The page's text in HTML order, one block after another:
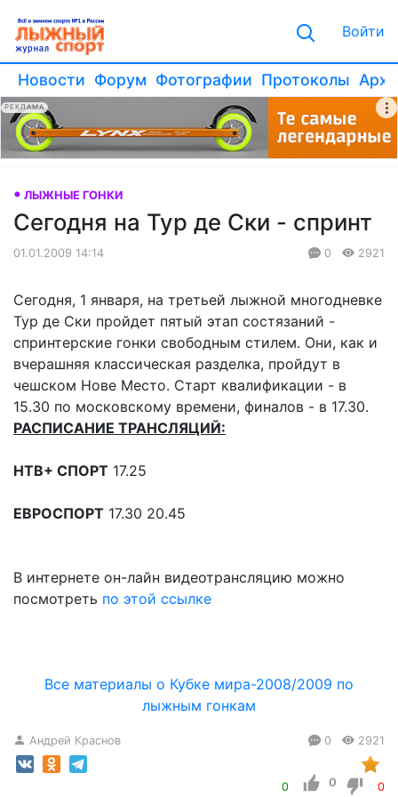
Войти
Новости Форум Фотографии Протоколы
РЕКЛАМА
ЛЫЖНЫЕ ГОНКИ
Сегодня на Тур де Ски - спринт
01.01.2009 14:14 0 2921
Сегодня, 1 января, на третьей лыжной многодневке
Тур де Ски пройдет пятый этап состязаний -
спринтерские гонки свободным стилем. Они, как и
вчерашняя классическая разделка, пройдут в
чешском Нове Место. Старт квалификации - в
15.30 по московскому времени, финалов - в 17.30.
РАСПИСАНИЕ ТРАНСЛЯЦИЙ:
НТВ+ СПОРТ 17.25
ЕВРОСПОРТ 17.30 20.45
В интернете он-лайн видеотрансляцию можно
посмотреть по этой ссылке
Все материалы о Кубке мира-2008/2009 по
лыжным гонкам
Андрей Краснов 0 2921
0 0 0